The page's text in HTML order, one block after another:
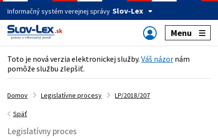
Informačný systém verejnej správy Slov-Lex
Menu
Toto je nová verzia elektronickej služby. Váš názor nám
pomôže službu zlepšiť.